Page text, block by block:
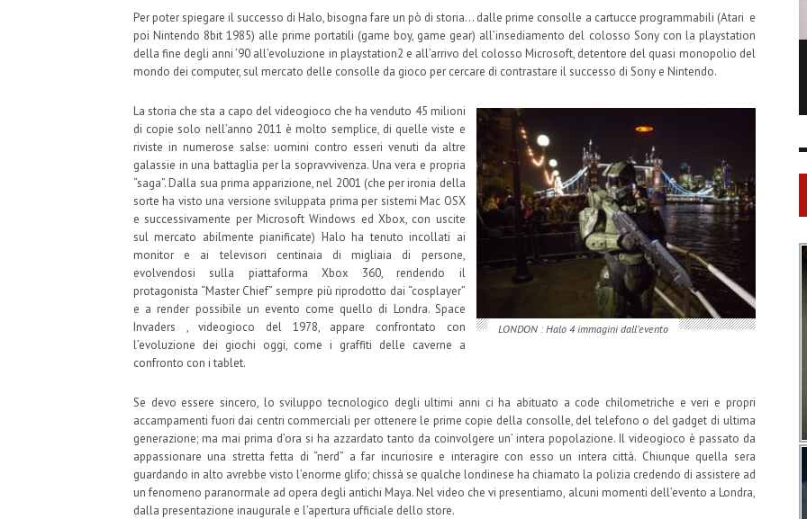
Per poter spiegare il successo di Halo, bisogna fare un pò di storia… dalle prime consolle a cartucce programmabili (Atari e
poi Nintendo 8bit 1985) alle prime portatili (game boy, game gear) all’insediamento del colosso Sony con la playstation
della fine degli anni ’90 all’evoluzione in playstation2 e all’arrivo del colosso Microsoft, detentore del quasi monopolio del
mondo dei computer, sul mercato delle consolle da gioco per cercare di contrastare il successo di Sony e Nintendo.
LONDON : Halo 4 immagini dall’evento
La storia che sta a capo del videogioco che ha venduto 45 milioni
di copie solo nell’anno 2011 è molto semplice, di quelle viste e
riviste in numerose salse: uomini contro esseri venuti da altre
galassie in una battaglia per la sopravvivenza. Una vera e propria
“saga”. Dalla sua prima apparizione, nel 2001 (che per ironia della
sorte ha visto una versione sviluppata prima per sistemi Mac OSX
e successivamente per Microsoft Windows ed Xbox, con uscite
sul mercato abilmente pianificate) Halo ha tenuto incollati ai
monitor e ai televisori centinaia di migliaia di persone,
evolvendosi sulla piattaforma Xbox 360, rendendo il
protagonista “Master Chief” sempre più riprodotto dai “cosplayer”
e a render possibile un evento come quello di Londra. Space
Invaders , videogioco del 1978, appare confrontato con
l’evoluzione dei giochi oggi, come i graffiti delle caverne a
confronto con i tablet.
Se devo essere sincero, lo sviluppo tecnologico degli ultimi anni ci ha abituato a code chilometriche e veri e propri
accampamenti fuori dai centri commerciali per ottenere le prime copie della consolle, del telefono o del gadget di ultima
generazione; ma mai prima d’ora si ha azzardato tanto da coinvolgere un’ intera popolazione. Il videogioco è passato da
appassionare una stretta fetta di “nerd” a far incuriosire e interagire con esso un intera città. Chiunque quella sera
guardando in alto avrebbe visto l’enorme glifo; chissà se qualche londinese ha chiamato la polizia credendo di assistere ad
un fenomeno paranormale ad opera degli antichi Maya. Nel video che vi presentiamo, alcuni momenti dell’evento a Londra,
dalla presentazione inaugurale e l’apertura ufficiale dello store.
LONGCHAMP IS THE FOURTH TIME IN
NY
FASHION SHOWS 17 FEB 0